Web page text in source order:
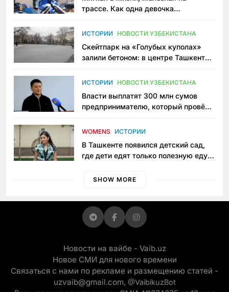
трассе. Как одна девочка
Узбекистане
ИСТОРИИ НОВОСТИ УЗБЕКИСТАНА
Скейтпарк на «Голубых куполах»
залили бетоном: в центре Ташкента
пространство
ИСТОРИИ НОВОСТИ УЗБЕКИСТАНА
Власти выплатят 300 млн сумов
предпринимателю, который провёл
приговору
WOMENS ИСТОРИИ
В Ташкенте появился детский сад,
где дети едят только полезную еду.
просить «кашу без сахара»
SHOW MORE
Новости на вайбе - Vaib.uz
Новое СМИ для нового времени
Связаться с нами по рекламе и размещению статей -
uzvaib@gmail.com, @VaibikuzBot